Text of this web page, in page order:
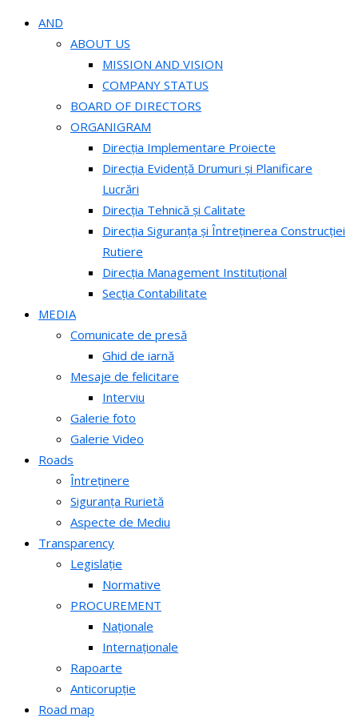
AND
ABOUT US
MISSION AND VISION
COMPANY STATUS
BOARD OF DIRECTORS
ORGANIGRAM
Direcția Implementare Proiecte
Direcția Evidență Drumuri și Planificare
Lucrări
Direcția Tehnică și Calitate
Direcția Siguranța și Întreținerea Construcției
Rutiere
Direcția Management Instituțional
Secția Contabilitate
MEDIA
Comunicate de presă
Ghid de iarnă
Mesaje de felicitare
Interviu
Galerie foto
Galerie Video
Roads
Întreținere
Siguranța Rurietă
Aspecte de Mediu
Transparency
Legislație
Normative
PROCUREMENT
Naționale
Internaționale
Rapoarte
Anticorupție
Road map